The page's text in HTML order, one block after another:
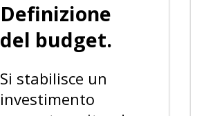
Definizione
del budget.
Si stabilisce un
investimento